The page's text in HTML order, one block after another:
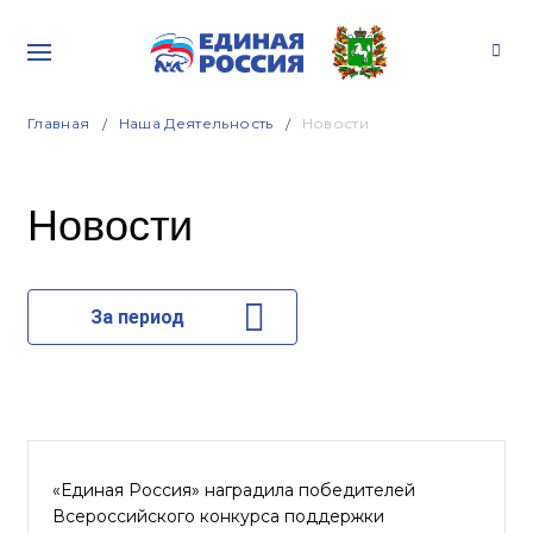
Главная Наша Деятельность Новости
Новости
За период
«Единая Россия» наградила победителей
Всероссийского конкурса поддержки